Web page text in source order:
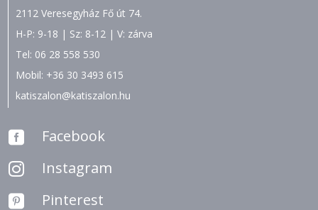
2112 Veresegyház Fő út 74.
H-P: 9-18 | Sz: 8-12 | V: zárva
Tel: 06 28 558 530
Mobil: +36 30 3493 615
katiszalon@katiszalon.hu
 Facebook
 Instagram
 Pinterest